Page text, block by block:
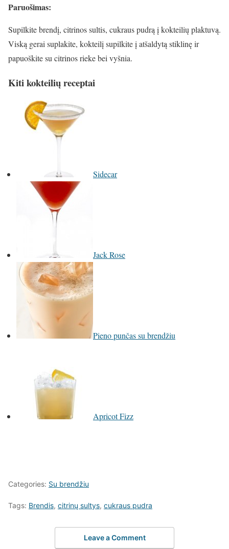
Paruošimas:
Supilkite brendį, citrinos sultis, cukraus pudrą į kokteilių plaktuvą.
Viską gerai suplakite, kokteilį supilkite į atšaldytą stiklinę ir
papuoškite su citrinos rieke bei vyšnia.
Kiti kokteilių receptai
Sidecar
Jack Rose
Pieno punčas su brendžiu
Apricot Fizz
Categories: Su brendžiu
Tags: Brendis, citrinų sultys, cukraus pudra
Leave a Comment